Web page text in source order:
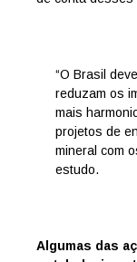
“O Brasil
reduzam os
mais
projetos de
mineral com
estudo.
Algumas das